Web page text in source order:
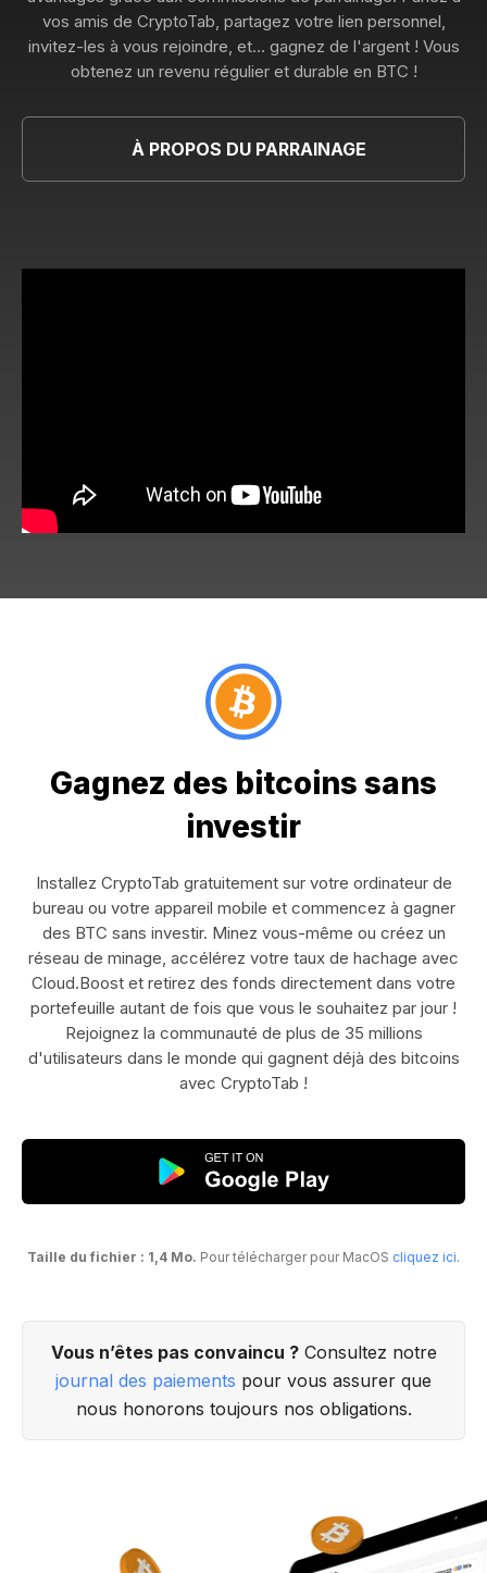
vos amis de CryptoTab, partagez votre lien personnel,
invitez-les à vous rejoindre, et… gagnez de l'argent ! Vous
obtenez un revenu régulier et durable en BTC !
À PROPOS DU PARRAINAGE
Gagnez des bitcoins sans
investir
Installez CryptoTab gratuitement sur votre ordinateur de
bureau ou votre appareil mobile et commencez à gagner
des BTC sans investir. Minez vous-même ou créez un
réseau de minage, accélérez votre taux de hachage avec
Cloud.Boost et retirez des fonds directement dans votre
portefeuille autant de fois que vous le souhaitez par jour !
Rejoignez la communauté de plus de 35 millions
d'utilisateurs dans le monde qui gagnent déjà des bitcoins
avec CryptoTab !
Taille du fichier : 1,4 Mo. Pour télécharger pour MacOS cliquez ici.
Vous n’êtes pas convaincu ?Consultez notre
journal des paiements pour vous assurer que
nous honorons toujours nos obligations.